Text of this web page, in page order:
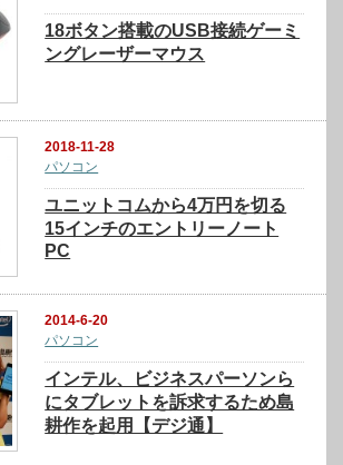
18ボタン搭載のUSB接続ゲーミ
ングレーザーマウス
2018-11-28
パソコン
ユニットコムから4万円を切る
15インチのエントリーノート
PC
2014-6-20
パソコン
インテル、ビジネスパーソンら
にタブレットを訴求するため島
耕作を起用【デジ通】